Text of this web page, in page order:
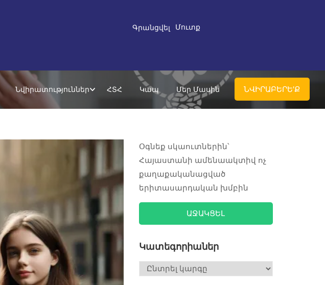
Գրանցվել Մուտք
Նվիրատություններ ՀՏՀ Կապ Մեր Մասին ՆՎԻՐԱԲԵՐԵ'Ք
Օգնեք սկաուտներին՝
Հայաստանի ամենաակտիվ ոչ
քաղաքականացված
երիտասարդական խմբին
ԱՋԱԿՑԵԼ
Կատեգորիաներ